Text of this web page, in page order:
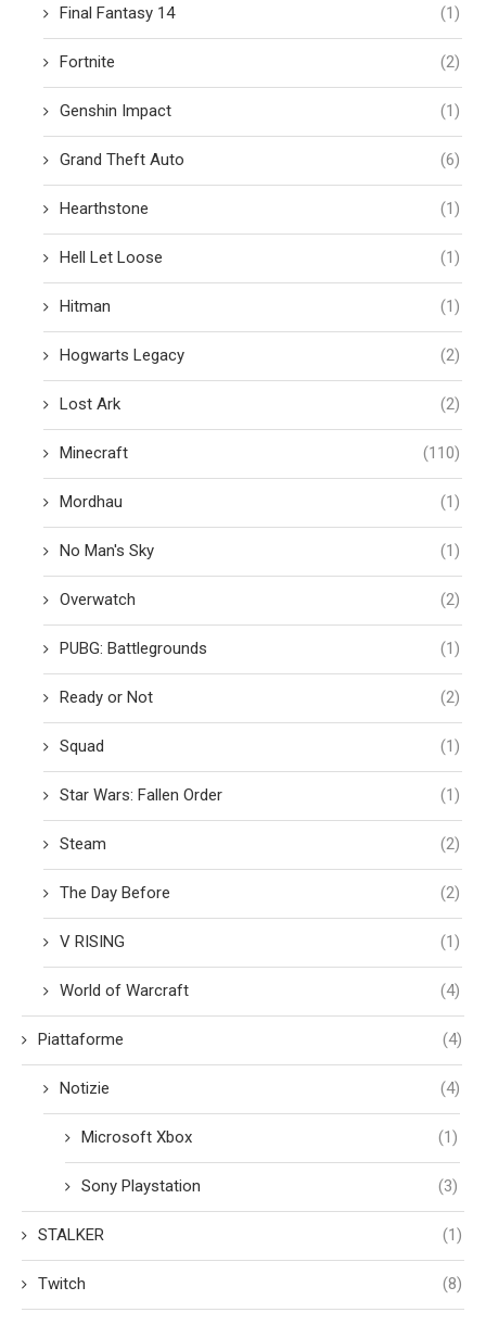
Final Fantasy 14 (1)
Fortnite (2)
Genshin Impact (1)
Grand Theft Auto (6)
Hearthstone (1)
Hell Let Loose (1)
Hitman (1)
Hogwarts Legacy (2)
Lost Ark (2)
Minecraft (110)
Mordhau (1)
No Man's Sky (1)
Overwatch (2)
PUBG: Battlegrounds (1)
Ready or Not (2)
Squad (1)
Star Wars: Fallen Order (1)
Steam (2)
The Day Before (2)
V RISING (1)
World of Warcraft (4)
Piattaforme (4)
Notizie (4)
Microsoft Xbox (1)
Sony Playstation (3)
STALKER (1)
Twitch (8)